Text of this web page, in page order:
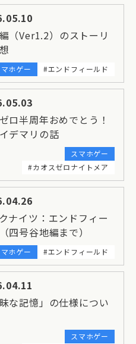
（Ver1.2）のストーリ
マホゲー #エンドフィールド
ロ半周年おめでとう！
デマリの話
スマホゲー
#カオスゼロナイトメア
ナイツ：エンドフィー
四号谷地編まで）
マホゲー #エンドフィールド
昧な記憶」の仕様につい
スマホゲー